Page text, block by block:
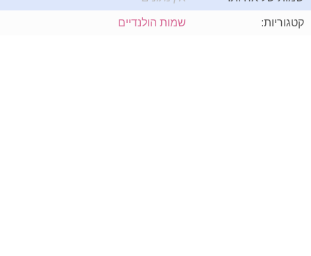
קטגוריות: שמות הולנדיים